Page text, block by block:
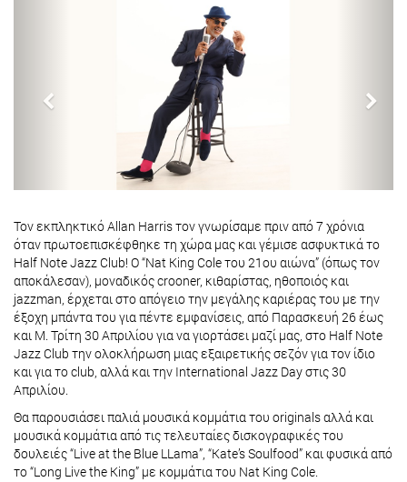
Τον εκπληκτικό Allan Harris τον γνωρίσαμε πριν από 7 χρόνια
όταν πρωτοεπισκέφθηκε τη χώρα μας και γέμισε ασφυκτικά το
Half Note Jazz Club! O “Nat King Cole του 21ου αιώνα” (όπως τον
αποκάλεσαν), μοναδικός crooner, κιθαρίστας, ηθοποιός και
jazzman, έρχεται στο απόγειο την μεγάλης καριέρας του με την
έξοχη μπάντα του για πέντε εμφανίσεις, από Παρασκευή 26 έως
και Μ. Τρίτη 30 Απριλίου για να γιορτάσει μαζί μας, στο Half Note
Jazz Club την ολοκλήρωση μιας εξαιρετικής σεζόν για τον ίδιο
και για το club, αλλά και την International Jazz Day στις 30
Απριλίου.
Θα παρουσιάσει παλιά μουσικά κομμάτια του originals αλλά και
μουσικά κομμάτια από τις τελευταίες δισκογραφικές του
δουλειές “Live at the Blue LLama”, “Kate’s Soulfood” και φυσικά από
το “Long Live the King” με κομμάτια του Nat King Cole.